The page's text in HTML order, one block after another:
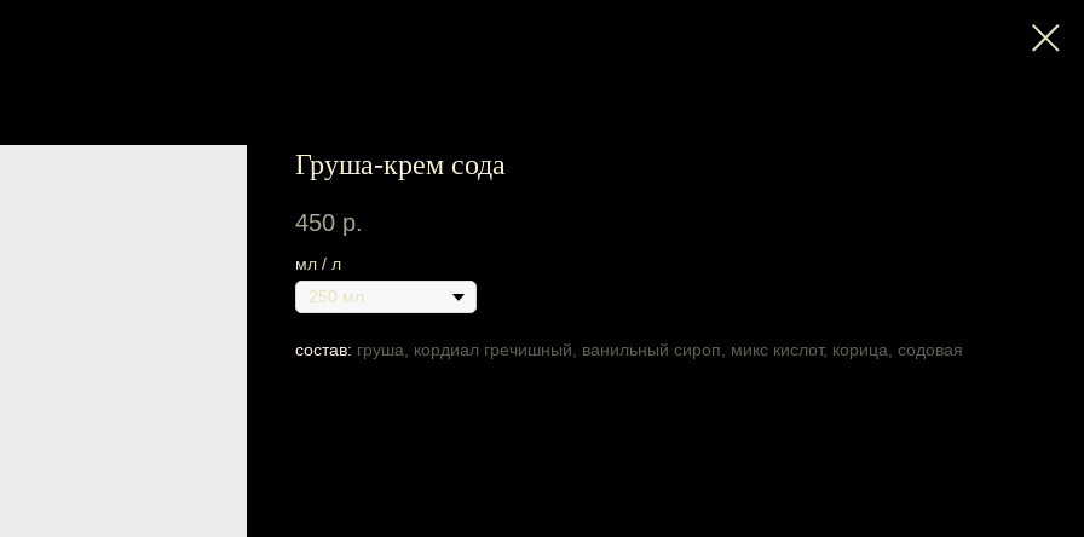
Груша-крем сода
450 р.
мл / л
состав: груша, кордиал гречишный, ванильный сироп, микс кислот, корица, содовая